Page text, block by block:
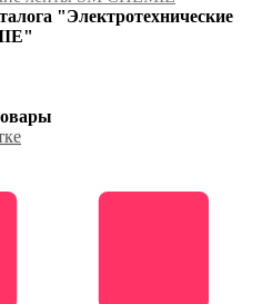
"Электротехнические